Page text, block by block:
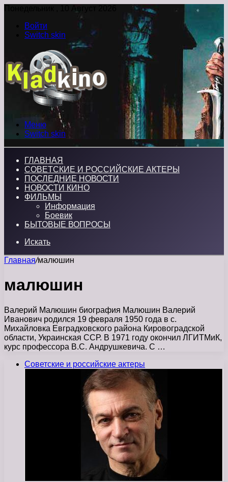
Понедельник , 10 Август 2026
Войти
Switch skin
Меню
Switch skin
ГЛАВНАЯ
СОВЕТСКИЕ И РОССИЙСКИЕ АКТЕРЫ
ПОСЛЕДНИЕ НОВОСТИ
НОВОСТИ КИНО
ФИЛЬМЫ
Информация
Боевик
БЫТОВЫЕ ВОПРОСЫ
Искать
Главная/малюшин
малюшин
Валерий Малюшин биография Малюшин Валерий
Иванович родился 19 февраля 1950 года в с.
Михайловка Евградковского района Кировоградской
области, Украинская ССР. В 1971 году окончил ЛГИТМиК,
курс профессора В.С. Андрушкевича. С …
Советские и российские актеры